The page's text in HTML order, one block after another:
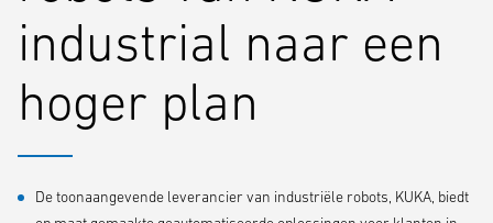
industrial naar een
hoger plan
De toonaangevende leverancier van industriële robots, KUKA, biedt